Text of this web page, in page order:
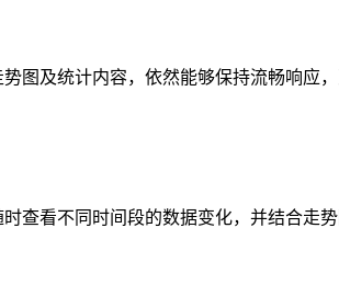
图及统计内容，依然能够保持流畅响应
查看不同时间段的数据变化，并结合走